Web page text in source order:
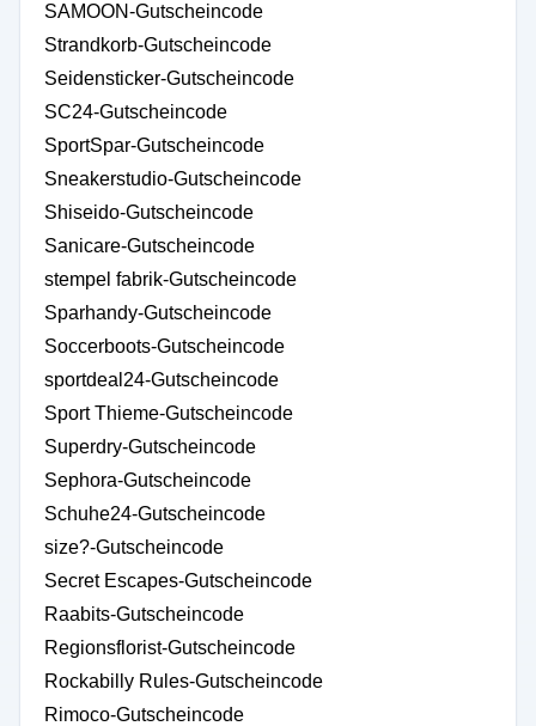
SAMOON-Gutscheincode
Strandkorb-Gutscheincode
Seidensticker-Gutscheincode
SC24-Gutscheincode
SportSpar-Gutscheincode
Sneakerstudio-Gutscheincode
Shiseido-Gutscheincode
Sanicare-Gutscheincode
stempel fabrik-Gutscheincode
Sparhandy-Gutscheincode
Soccerboots-Gutscheincode
sportdeal24-Gutscheincode
Sport Thieme-Gutscheincode
Superdry-Gutscheincode
Sephora-Gutscheincode
Schuhe24-Gutscheincode
size?-Gutscheincode
Secret Escapes-Gutscheincode
Raabits-Gutscheincode
Regionsflorist-Gutscheincode
Rockabilly Rules-Gutscheincode
Rimoco-Gutscheincode